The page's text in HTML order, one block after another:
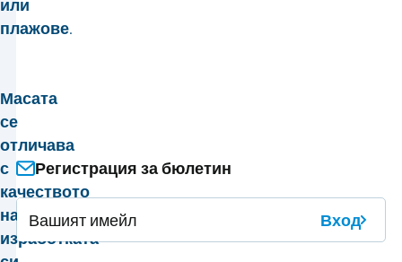
или
плажове.
Масата
се
отличава
с
качеството
на
изработката
Регистрация за бюлетин
Вход